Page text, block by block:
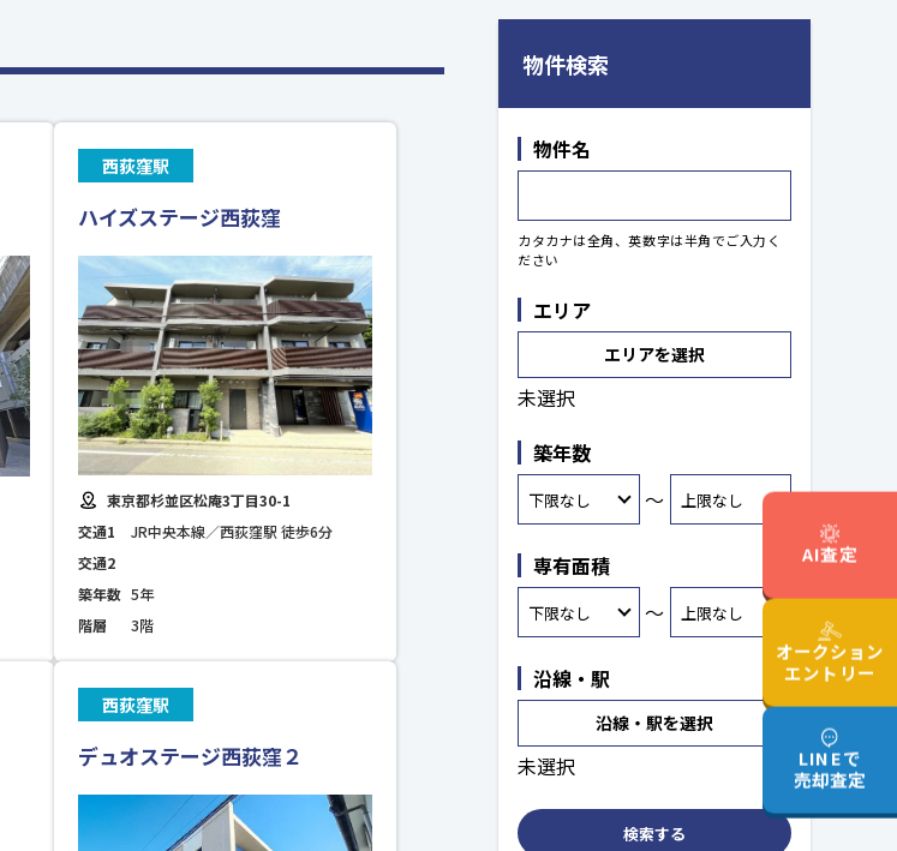
西荻窪駅
ハイズステージ西荻窪
東京都杉並区松庵3丁目30-1
交通1
JR中央本線／西荻窪駅 徒歩6分
交通2
築年数 5年
階層
3階
西荻窪駅
デュオステージ西荻窪２
物件検索
物件名
カタカナは全角、英数字は半角でご入力く
ださい
エリア
エリアを選択
未選択
築年数
～
専有面積
～
沿線・駅
沿線・駅を選択
未選択
検索する
AI査定
オークション
エントリー
LINEで
売却査定